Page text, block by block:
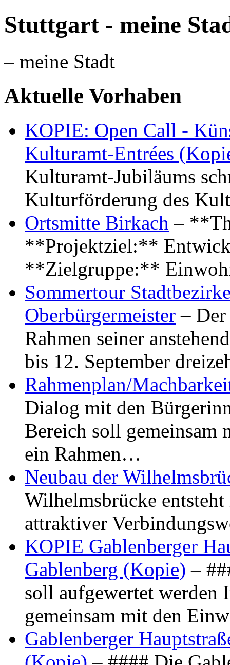
Stuttgart - meine
– meine Stadt
Aktuelle Vorhaben
KOPIE: Open Call -
Kulturamt-Entrées
Kulturamt-Jubiläums
Kulturförderung des
Ortsmitte Birkach –
**Projektziel:**
**Zielgruppe:**
Sommertour
Oberbürgermeister –
Rahmen seiner
bis 12. September
Rahmenplan/
Dialog mit den
Bereich soll gemeinsam
ein Rahmen…
Neubau der
Wilhelmsbrücke
attraktiver
KOPIE Gablenberger
Gablenberg (Kopie) –
soll aufgewertet werden
gemeinsam mit den
Gablenberger